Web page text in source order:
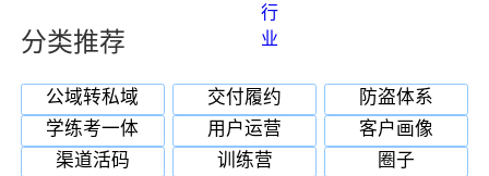
分类推荐
公域转私域 交付履约
防盗体系
学练考一体
用户运营
客户画像
渠道活码
训练营
圈子